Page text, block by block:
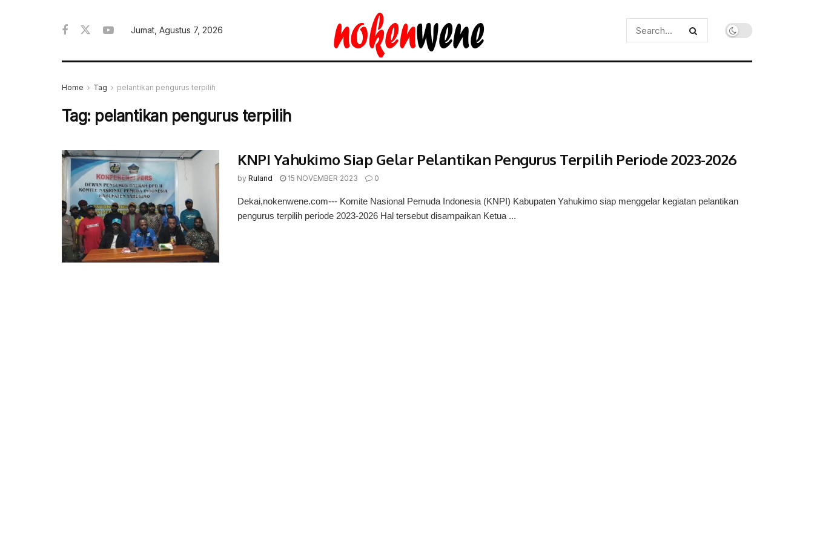
Jumat, Agustus 7, 2026
Home Tag pelantikan pengurus terpilih
Tag: pelantikan pengurus terpilih
KNPI Yahukimo Siap Gelar Pelantikan Pengurus Terpilih Periode 2023-2026
by Ruland 15 NOVEMBER 2023 0
Dekai,nokenwene.com--- Komite Nasional Pemuda Indonesia (KNPI) Kabupaten Yahukimo siap menggelar kegiatan pelantikan
pengurus terpilih periode 2023-2026 Hal tersebut disampaikan Ketua ...